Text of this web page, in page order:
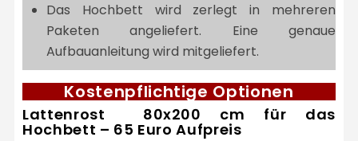
Das Hochbett wird zerlegt in mehreren
Paketen angeliefert. Eine genaue
Aufbauanleitung wird mitgeliefert.
Kostenpflichtige Optionen
Lattenrost 80x200 cm für das
Hochbett – 65 Euro Aufpreis